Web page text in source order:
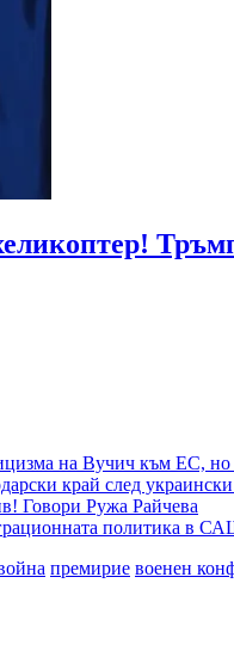
на Вучич към ЕС,
край след
Говори Ружа Райчева
политика в
премирие военен